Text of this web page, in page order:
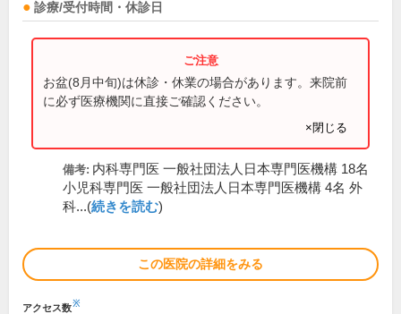
診療/受付時間・休診日
お盆(8月中旬)は休診・休業の場合があります。来院前
に必ず医療機関に直接ご確認ください。
×閉じる
備考: 内科専門医 一般社団法人日本専門医機構 18名
小児科専門医 一般社団法人日本専門医機構 4名 外
科...(続きを読む)
この医院の詳細をみる
アクセス数※